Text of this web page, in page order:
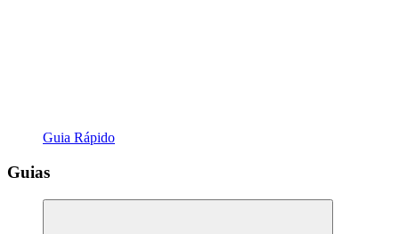
Guia Rápido
Guias